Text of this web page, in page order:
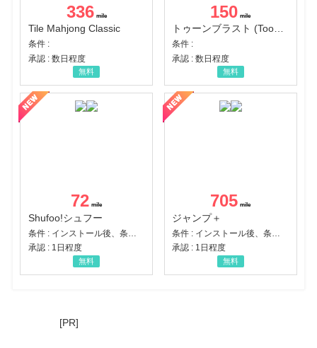
336
Tile Mahjong Classic
条件 :
承認 : 数日程度
無料
150
トゥーンブラスト (Toon Blast)
条件 :
承認 : 数日程度
無料
72
Shufoo!シュフー
承認 : 1日程度
無料
705
ジャンプ＋
承認 : 1日程度
無料
[PR]